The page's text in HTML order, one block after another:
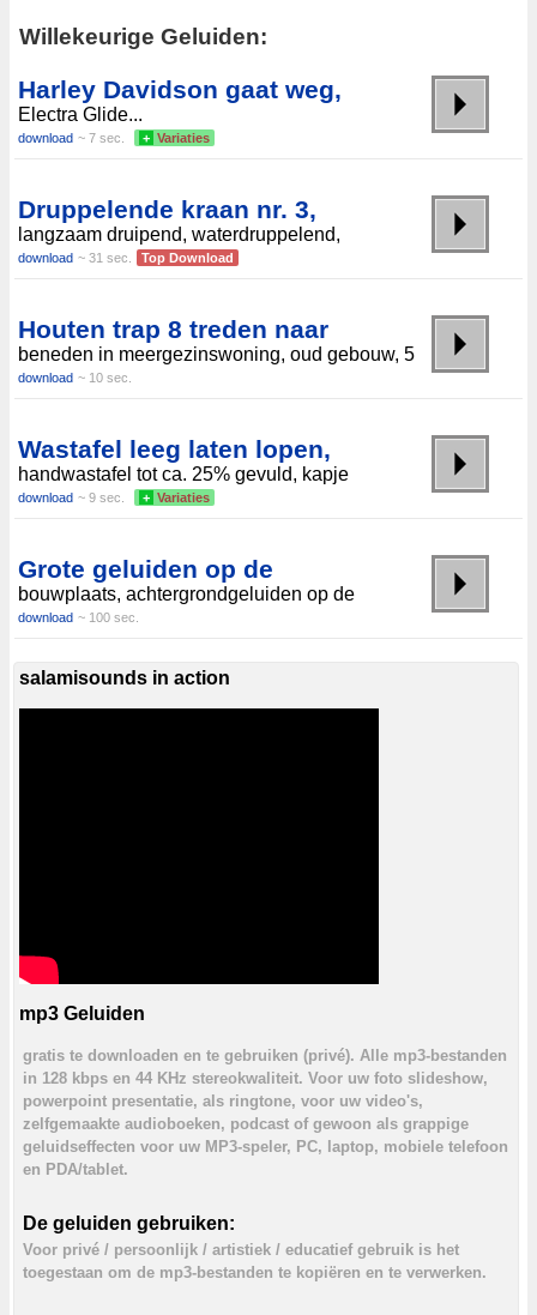
Willekeurige Geluiden:
Harley Davidson gaat weg,
Electra Glide...
download ~ 7 sec. + Variaties
Druppelende kraan nr. 3,
langzaam druipend, waterdruppelend,
download ~ 31 sec. Top Download
Houten trap 8 treden naar
beneden in meergezinswoning, oud gebouw, 5
download ~ 10 sec.
Wastafel leeg laten lopen,
handwastafel tot ca. 25% gevuld, kapje
download ~ 9 sec. + Variaties
Grote geluiden op de
bouwplaats, achtergrondgeluiden op de
download ~ 100 sec.
salamisounds in action
mp3 Geluiden
gratis te downloaden en te gebruiken (privé). Alle mp3-bestanden
in 128 kbps en 44 KHz stereokwaliteit. Voor uw foto slideshow,
powerpoint presentatie, als ringtone, voor uw video's,
zelfgemaakte audioboeken, podcast of gewoon als grappige
geluidseffecten voor uw MP3-speler, PC, laptop, mobiele telefoon
en PDA/tablet.
De geluiden gebruiken:
Voor privé / persoonlijk / artistiek / educatief gebruik is het
toegestaan om de mp3-bestanden te kopiëren en te verwerken.